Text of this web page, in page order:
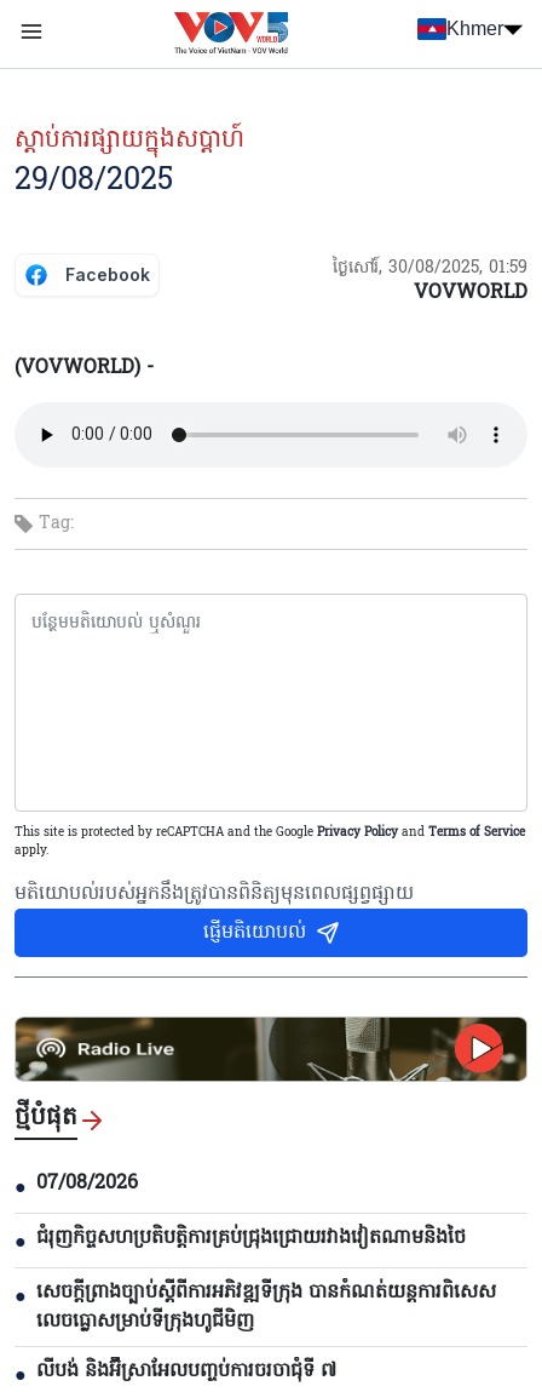
Nhảy đến nội dung
Khmer
ស្ដាប់ការផ្សាយក្នុងសប្ដាហ៍
29/08/2025
Facebook ថ្ងៃសៅរ៍, 30/08/2025, 01:59
VOVWORLD
(VOVWORLD) -
Tag:
This site is protected by reCAPTCHA and the Google Privacy Policy and Terms of Service
apply.
មតិយោបល់របស់អ្នកនឹងត្រូវបានពិនិត្យមុនពេលផ្សព្វផ្សាយ
ផ្ញើមតិយោបល់
ថ្មីបំផុត
● 07/08/2026
● ជំរុញកិច្ចសហប្រតិបត្តិការគ្រប់ជ្រុងជ្រោយរវាងវៀតណាមនិងថៃ
● សេចក្តីព្រាងច្បាប់ស្តីពីការអភិវឌ្ឍទីក្រុង បាន​កំណត់យន្តការពិសេស
លេចធ្លោសម្រាប់ទីក្រុងហូជីមិញ
● លីបង់ និងអ៊ីស្រាអែលបញ្ចប់ការចរចាជុំទី ៧​